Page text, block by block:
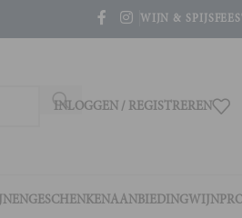
WIJN & SPIJS
INLOGGEN / REGISTREREN
GESCHENKENAANBIEDING